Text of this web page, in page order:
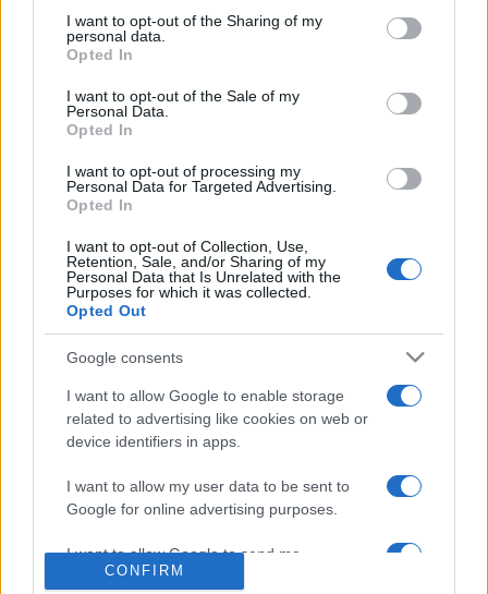
not limited to your visit or usage behaviour. You may click to
grant or deny consent to Google and its third-party tags to
use your data for below specified purposes in below Google
consent section.
I want to opt-out of the Sharing of my
personal data.
Opted In
I want to opt-out of the Sale of my
Personal Data.
Opted In
I want to opt-out of processing my
Personal Data for Targeted Advertising.
Opted In
I want to opt-out of Collection, Use,
Retention, Sale, and/or Sharing of my
Personal Data that Is Unrelated with the
Purposes for which it was collected.
Opted Out
Google consents
I want to allow Google to enable storage
related to advertising like cookies on web or
device identifiers in apps.
I want to allow my user data to be sent to
Google for online advertising purposes.
I want to allow Google to send me
personalized advertising.
CONFIRM
meghaladó kattintással böngészett a programajánlók, a
szöveges- és multimédiás beszámolók között.
Az idén 50 éves Omega együttesnek 50 kilogrammos
meglepetéstortát sütött
tortán a görög ábécé ómega betűje és székely rovásírással
a zenekar neve volt olvasható.
A szervezők értékelése szerint a fesztivál ?székely
termék? lett, és az eddigi legsikeresebb Szent György
Napokat zárták a rendezvény 21 éves történetében.
MEGOSZTÁS